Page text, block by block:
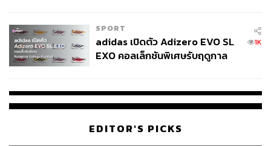
ทั้งนี้ พิชัยตั้งเป้าหมายเพิ่มการลงทุนรวมให้ถึง 30-35% ของ
GDP จากระดับ 24% ในปัจจุบัน โดยเชื่อว่าเมื่อมีการลงทุน
จาก FDI เพิ่มมากขึ้น ก็จะนำไปสู่การลงทุนต่อเนื่องของคนใน
ประเทศเพิ่มมากขึ้นตามไปด้วยเช่นกัน
หากการลงทุนรวมอยู่ในระดับ 30-35% ต่อ GDP พิชัยเชื่อว่า
เศรษฐกิจไทยจะมีการเติบโตที่ 4-5% ได้ไม่ยาก และนำมาซึ่ง
รายได้ภาษีที่เพิ่มขึ้น บริหารจัดการหนี้สาธารณะได้ดีขึ้น ซึ่ง
SPORT
adidas เปิดตัว Adizero EVO SL
EXO คอลเล็กชันพิเศษรับฤดูกาล
1K
EDITOR'S PICKS